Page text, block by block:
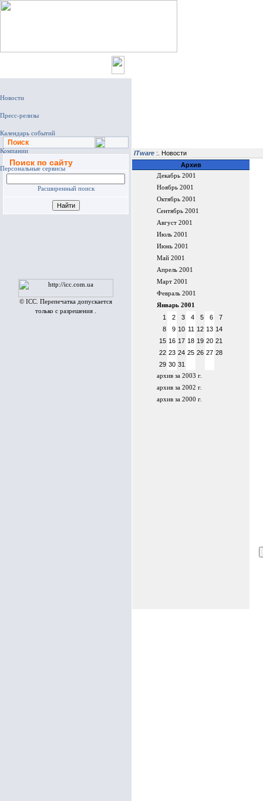
Поиск
Поиск по сайту
Расширенный поиск
© ICC. Перепечатка допускается
только с разрешения .
ITware :. Новости
Архив
Декабрь 2001
Ноябрь 2001
Октябрь 2001
Сентябрь 2001
Август 2001
Июль 2001
Июнь 2001
Май 2001
Апрель 2001
Март 2001
Февраль 2001
Январь 2001
1 2 3 4 5 6
7
8
9 10 11 12 13 14
15 16 17 18 19 20 21
22 23 24 25 26 27 28
29 30 31
архив за 2003 г.
архив за 2002 г.
архив за 2000 г.